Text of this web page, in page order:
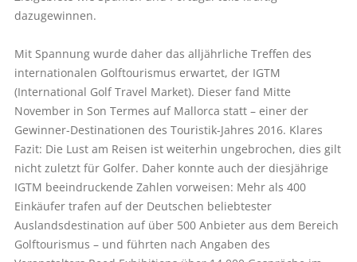
dazugewinnen.
Mit Spannung wurde daher das alljährliche Treffen des
internationalen Golftourismus erwartet, der IGTM
(International Golf Travel Market). Dieser fand Mitte
November in Son Termes auf Mallorca statt – einer der
Gewinner-Destinationen des Touristik-Jahres 2016. Klares
Fazit: Die Lust am Reisen ist weiterhin ungebrochen, dies gilt
nicht zuletzt für Golfer. Daher konnte auch der diesjährige
IGTM beeindruckende Zahlen vorweisen: Mehr als 400
Einkäufer trafen auf der Deutschen beliebtester
Auslandsdestination auf über 500 Anbieter aus dem Bereich
Golftourismus – und führten nach Angaben des